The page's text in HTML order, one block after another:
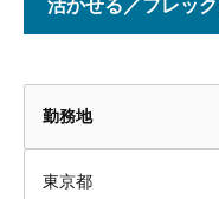
活かせる／フレッ
勤務地
東京都